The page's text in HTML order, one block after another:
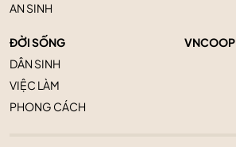
AN SINH
ĐỜI SỐNG
DÂN SINH
VIỆC LÀM
PHONG CÁCH
VNCOOP